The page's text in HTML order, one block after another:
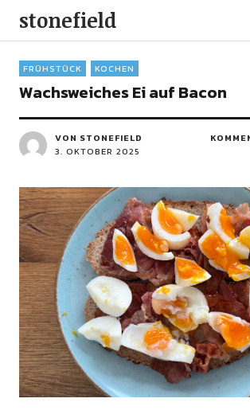
stonefield
FRÜHSTÜCK KOCHEN
Wachsweiches Ei auf Bacon
VON STONEFIELD
3. OKTOBER 2025